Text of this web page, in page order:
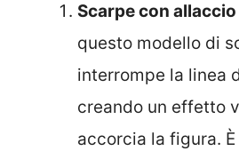
Scarpe con
questo modello di
interrompe la linea
creando un effetto
accorcia la figura.